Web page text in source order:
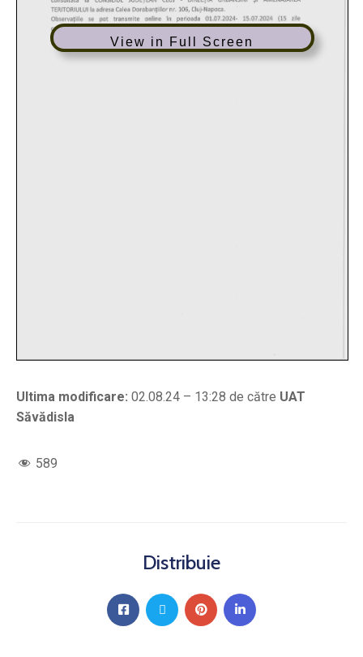
View in Full Screen
Ultima modificare: 02.08.24 – 13:28 de către UAT
Săvădisla
589
Distribuie